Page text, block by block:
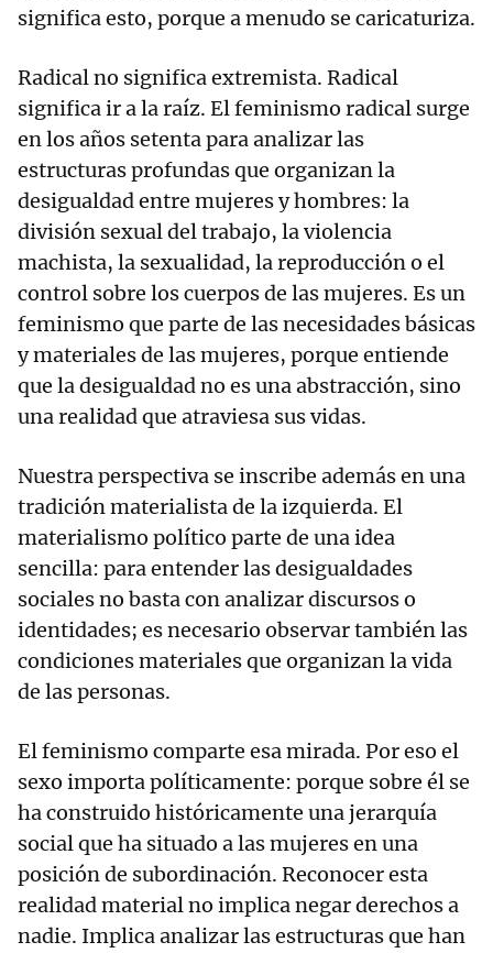
significa esto, porque a menudo se caricaturiza.
Radical no significa extremista. Radical
significa ir a la raíz. El feminismo radical surge
en los años setenta para analizar las
estructuras profundas que organizan la
desigualdad entre mujeres y hombres: la
división sexual del trabajo, la violencia
machista, la sexualidad, la reproducción o el
control sobre los cuerpos de las mujeres. Es un
feminismo que parte de las necesidades básicas
y materiales de las mujeres, porque entiende
que la desigualdad no es una abstracción, sino
una realidad que atraviesa sus vidas.
Nuestra perspectiva se inscribe además en una
tradición materialista de la izquierda. El
materialismo político parte de una idea
sencilla: para entender las desigualdades
sociales no basta con analizar discursos o
identidades; es necesario observar también las
condiciones materiales que organizan la vida
de las personas.
El feminismo comparte esa mirada. Por eso el
sexo importa políticamente: porque sobre él se
ha construido históricamente una jerarquía
social que ha situado a las mujeres en una
posición de subordinación. Reconocer esta
realidad material no implica negar derechos a
nadie. Implica analizar las estructuras que han